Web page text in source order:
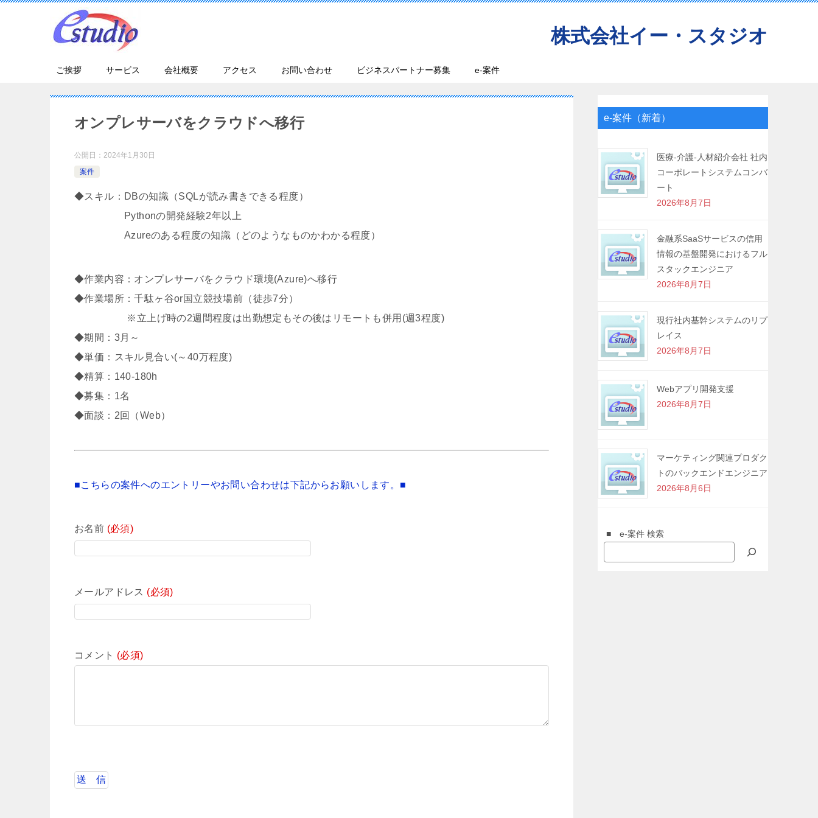
株式会社イー・スタジオ
ご挨拶 サービス 会社概要 アクセス お問い合わせ ビジネスパートナー募集 e-案件
オンプレサーバをクラウドへ移行
公開日： 2024年1月30日
案件
◆スキル：DBの知識（SQLが読み書きできる程度）
Pythonの開発経験2年以上
Azureのある程度の知識（どのようなものかわかる程度）
◆作業内容：オンプレサーバをクラウド環境(Azure)へ移行
◆作業場所：千駄ヶ谷or国立競技場前（徒歩7分）
※立上げ時の2週間程度は出勤想定もその後はリモートも併用(週3程度)
◆期間：3月～
◆単価：スキル見合い(～40万程度)
◆精算：140-180h
◆募集：1名
◆面談：2回（Web）
■こちらの案件へのエントリーやお問い合わせは下記からお願いします。■
お名前 (必須)
メールアドレス (必須)
コメント (必須)
e-案件（新着）
医療-介護-人材紹介会社 社内
コーポレートシステムコンバ
ート
2026年8月7日
金融系SaaSサービスの信用
情報の基盤開発におけるフル
スタックエンジニア
2026年8月7日
現行社内基幹システムのリプ
レイス
2026年8月7日
Webアプリ開発支援
2026年8月7日
マーケティング関連プロダク
トのバックエンドエンジニア
2026年8月6日
■ e-案件 検索